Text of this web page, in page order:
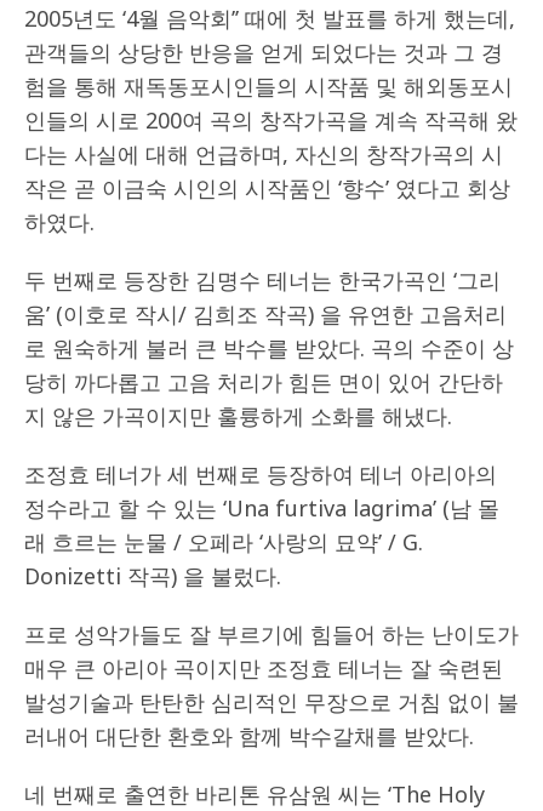
2005년도 ‘4월 음악회’’ 때에 첫 발표를 하게 했는데,
관객들의 상당한 반응을 얻게 되었다는 것과 그 경
험을 통해 재독동포시인들의 시작품 및 해외동포시
인들의 시로 200여 곡의 창작가곡을 계속 작곡해 왔
다는 사실에 대해 언급하며, 자신의 창작가곡의 시
작은 곧 이금숙 시인의 시작품인 ‘향수’ 였다고 회상
하였다.
두 번째로 등장한 김명수 테너는 한국가곡인 ‘그리
움’ (이호로 작시/ 김희조 작곡) 을 유연한 고음처리
로 원숙하게 불러 큰 박수를 받았다. 곡의 수준이 상
당히 까다롭고 고음 처리가 힘든 면이 있어 간단하
지 않은 가곡이지만 훌륭하게 소화를 해냈다.
조정효 테너가 세 번째로 등장하여 테너 아리아의
정수라고 할 수 있는 ‘Una furtiva lagrima’ (남 몰
래 흐르는 눈물 / 오페라 ‘사랑의 묘약’ / G.
Donizetti 작곡) 을 불렀다.
프로 성악가들도 잘 부르기에 힘들어 하는 난이도가
매우 큰 아리아 곡이지만 조정효 테너는 잘 숙련된
발성기술과 탄탄한 심리적인 무장으로 거침 없이 불
러내어 대단한 환호와 함께 박수갈채를 받았다.
네 번째로 출연한 바리톤 유삼원 씨는 ‘The Holy